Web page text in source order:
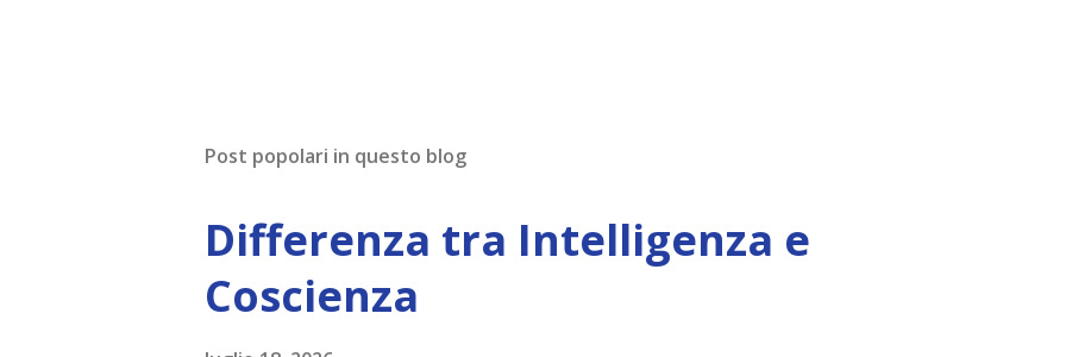
Post popolari in questo blog
Differenza tra Intelligenza e
Coscienza